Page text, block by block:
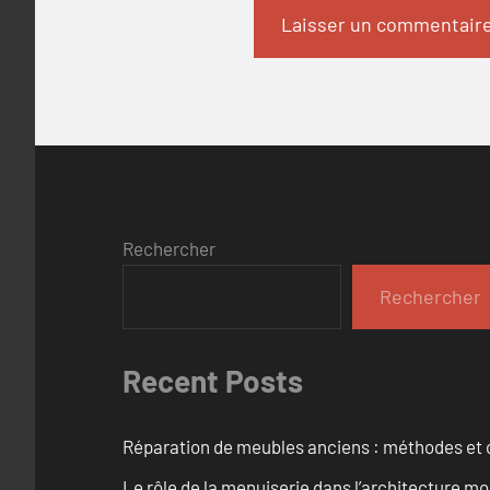
Rechercher
Rechercher
Recent Posts
Réparation de meubles anciens : méthodes et